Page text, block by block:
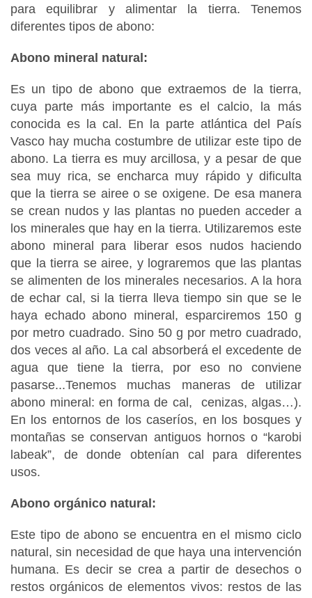
para equilibrar y alimentar la tierra. Tenemos
diferentes tipos de abono:
Abono mineral natural:
Es un tipo de abono que extraemos de la tierra,
cuya parte más importante es el calcio, la más
conocida es la cal. En la parte atlántica del País
Vasco hay mucha costumbre de utilizar este tipo de
abono. La tierra es muy arcillosa, y a pesar de que
sea muy rica, se encharca muy rápido y dificulta
que la tierra se airee o se oxigene. De esa manera
se crean nudos y las plantas no pueden acceder a
los minerales que hay en la tierra. Utilizaremos este
abono mineral para liberar esos nudos haciendo
que la tierra se airee, y lograremos que las plantas
se alimenten de los minerales necesarios. A la hora
de echar cal, si la tierra lleva tiempo sin que se le
haya echado abono mineral, esparciremos 150 g
por metro cuadrado. Sino 50 g por metro cuadrado,
dos veces al año. La cal absorberá el excedente de
agua que tiene la tierra, por eso no conviene
pasarse...Tenemos muchas maneras de utilizar
abono mineral: en forma de cal, cenizas, algas…).
En los entornos de los caseríos, en los bosques y
montañas se conservan antiguos hornos o “karobi
labeak”, de donde obtenían cal para diferentes
usos.
Abono orgánico natural:
Este tipo de abono se encuentra en el mismo ciclo
natural, sin necesidad de que haya una intervención
humana. Es decir se crea a partir de desechos o
restos orgánicos de elementos vivos: restos de las